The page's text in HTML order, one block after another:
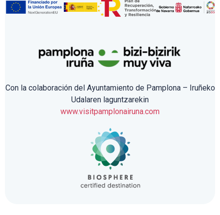
Con la colaboración del Ayuntamiento de Pamplona – Iruñeko
Udalaren laguntzarekin
www.visitpamplonairuna.com